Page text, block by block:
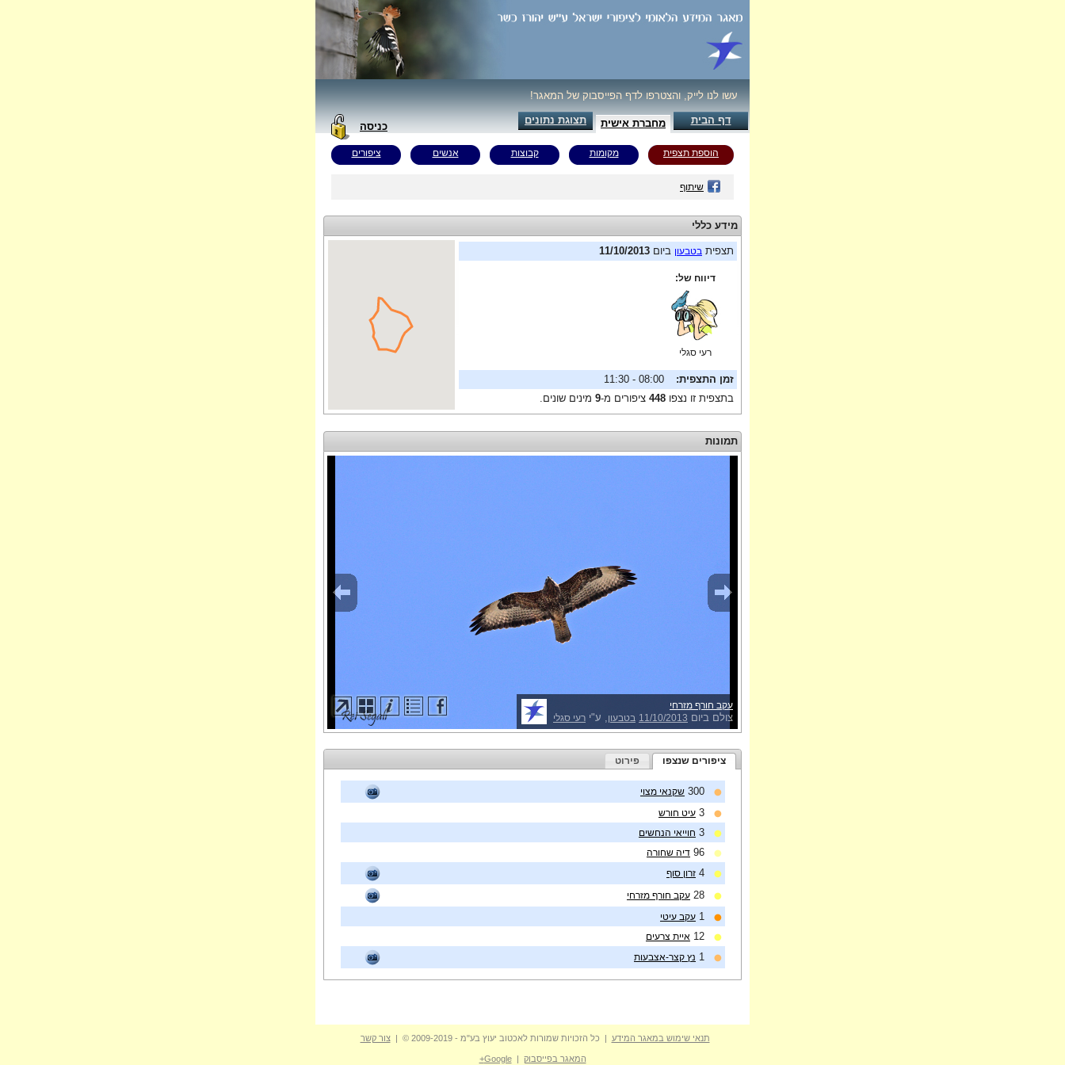
עשו לנו לייק, והצטרפו לדף הפייסבוק של המאגר!
דף הבית מחברת אישית תצוגת נתונים
כניסה
הוספת תצפית מקומות קבוצות אנשים ציפורים
שיתוף
מידע כללי
תצפית בטבעון ביום 11/10/2013
דיווח של:
רעי סגלי
זמן התצפית:
08:00 - 11:30
בתצפית זו נצפו 448 ציפורים מ-9 מינים שונים.
תמונות
עקב חורף מזרחי
צולם ביום11/10/2013 בטבעון, ע"ירעי סגלי
ציפורים שנצפו פירוט
300 שקנאי מצוי
3 עיט חורש
3 חוייאי הנחשים
96 דיה שחורה
4 זרון סוף
28 עקב חורף מזרחי
1 עקב עיטי
12 איית צרעים
1 נץ קצר-אצבעות
תנאי שימוש במאגר המידע | כל הזכויות שמורות לאכטוב יעוץ בע"מ - 2009-2019 © | צור קשר
המאגר בפייסבוק |
Google+